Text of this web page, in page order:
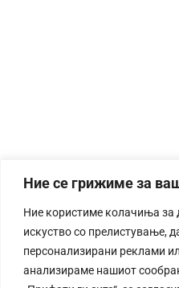
Ние се грижиме за
Ние користиме колачиња за
искуство со прелистување,
персонализирани реклами
анализираме нашиот